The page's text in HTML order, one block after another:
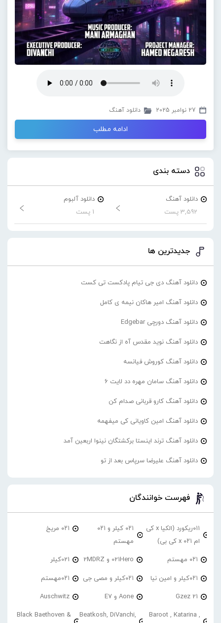
27 نوامبر 2025 دانلود آهنگ
ادامه مطلب
دسته بندی
دانلود آهنگ
3,592 پست
دانلود آلبوم
1 پست
جدیدترین ها
دانلود آهنگ دی جی تیام پادکست تی کست
دانلود آهنگ امیر هاکان نیمه ی کامل
دانلود آهنگ دورچی Edgebar
دانلود آهنگ نوید مقدس آه از نگاهت
دانلود آهنگ کوروش فیانسه
دانلود آهنگ سامان مهره دد لایت 6
دانلود آهنگ کارو قربانی صدام کن
دانلود آهنگ امین کاویانی کی میفهمه
دانلود آهنگ ترند اینستا برکشتگان نینوا اربعین آمد
دانلود آهنگ علیرضا سرپاس بعد از تو
فهرست خوانندگان
۰۱۱ریکورد (الکیا x کی
ام ۰۲۱ x کی بی)
۰۲۱ کیلر و ۰۲۱
مهستم
۰۲۱ مریخ
۰۲۱ مهستم 021Hero و 2MDRZ 021کیلر
۰۲۱کیلر و امین نیا ۰۲۱کیلر و مصی جی ۰۲۱مهستم
21 Gzez Aone و E7 Auschwitz
Baroot , Katarina ,
Beatkosh, DiVanchi,
Black Baethoven &